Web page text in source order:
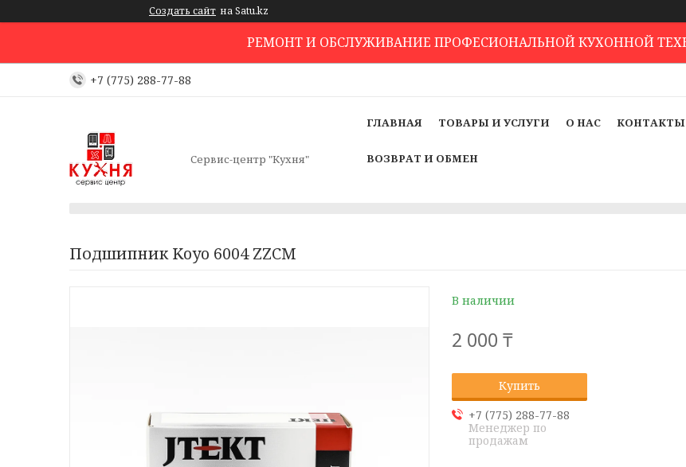
Создать сайт на Satu.kz
РЕМОНТ И ОБСЛУЖИВАНИЕ ПРОФЕСИОНАЛЬНОЙ КУХОННОЙ
+7 (775) 288-77-88
Сервис-центр "Кухня"
ГЛАВНАЯ ТОВАРЫ И УСЛУГИ О НАС КОНТАКТЫ
ВОЗВРАТ И ОБМЕН
Подшипник Koyo 6004 ZZCM
В наличии
2 000 ₸
Купить
+7 (775) 288-77-88
Менеджер по
продажам